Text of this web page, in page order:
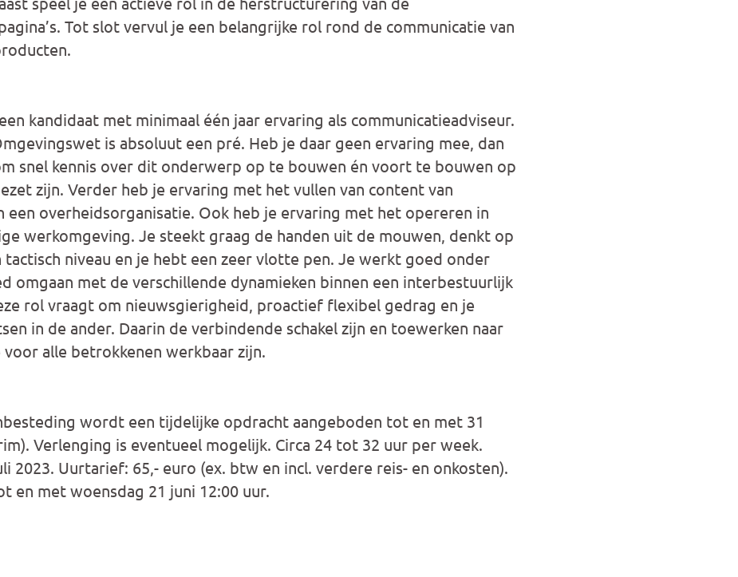
Tot slot vervul je een belangrijke rol rond de communicatie van
kandidaat met minimaal één jaar ervaring als communicatieadviseur.
is absoluut een pré. Heb je daar geen ervaring mee, dan
snel kennis over dit onderwerp op te bouwen én voort te bouwen op
zijn. Verder heb je ervaring met het vullen van content van
een overheidsorganisatie. Ook heb je ervaring met het opereren in
werkomgeving. Je steekt graag de handen uit de mouwen, denkt op
niveau en je hebt een zeer vlotte pen. Je werkt goed onder
omgaan met de verschillende dynamieken binnen een interbestuurlijk
rol vraagt om nieuwsgierigheid, proactief flexibel gedrag en je
in de ander. Daarin de verbindende schakel zijn en toewerken naar
alle betrokkenen werkbaar zijn.
wordt een tijdelijke opdracht aangeboden tot en met 31
Verlenging is eventueel mogelijk. Circa 24 tot 32 uur per week.
2023. Uurtarief: 65,- euro (ex. btw en incl. verdere reis- en onkosten).
en met woensdag 21 juni 12:00 uur.